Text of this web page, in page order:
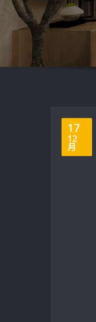
17
12
月